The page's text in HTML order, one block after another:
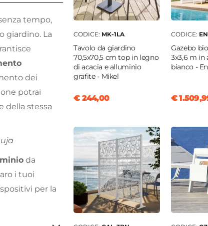
tempo,
giardino. La
dei
potrai
della stessa
da
i tuoi
per la
CODICE: MK-1LA
Tavolo da giardino
70,5x70,5 cm top in legno
di acacia e alluminio
grafite - Mikel
€ 244,00
CODICE:
Gazebo
3x3,6 m
bianco -
€